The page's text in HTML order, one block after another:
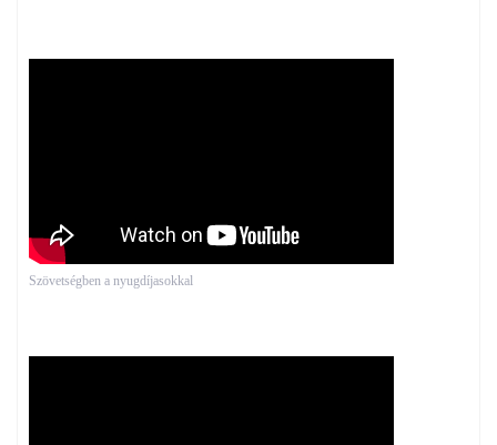
Szövetségben a nyugdíjasokkal